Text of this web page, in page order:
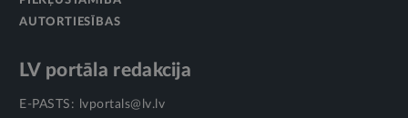
AUTORTIESĪBAS
LV portāla redakcija
E-PASTS:
lvportals@lv.lv